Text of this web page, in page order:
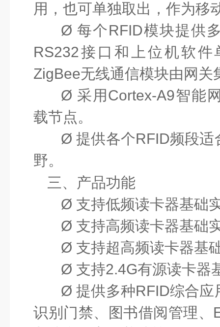
用，也可单独取出，作为移
Ø 每个RFID模块提供
RS232接口和上位机软
ZigBee无线通信模块由网关
Ø 采用 Cortex-A9智能
载节点。
Ø提供各个RFID频段适
野。
三、 产品功能
Ø 支持低频读卡器基础
Ø 支持高频读卡器基础
Ø 支持超高频读卡器基
Ø 支持2.4G有源读卡器
Ø提供多种RFID综合应
识别门禁、图书借阅管理、